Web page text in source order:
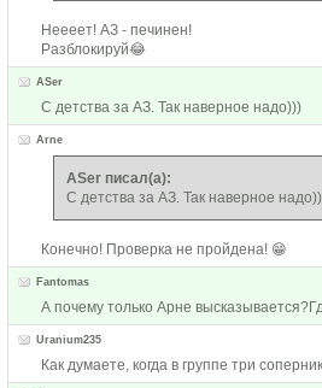
Неееет! АЗ - печинен!
Разблокируй😂
ASer
С детства за АЗ. Так наверное надо)))
Arne
ASer писал(а):
С детства за АЗ. Так наверное
Конечно! Проверка не пройдена! 😁
Fantomas
А почему только Арне
Uranium235
Как думаете, когда в группе три